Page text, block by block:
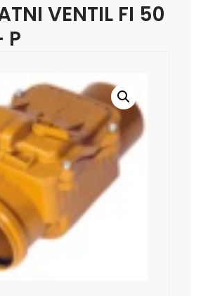
VENTIL FI 50
P